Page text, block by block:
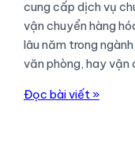
Giá
Rẻ
–
Tiết
cung cấp dịch vụ
vận chuyển hàng
lâu năm trong
văn phòng, hay vận
Dịch
Đọc bài viết »